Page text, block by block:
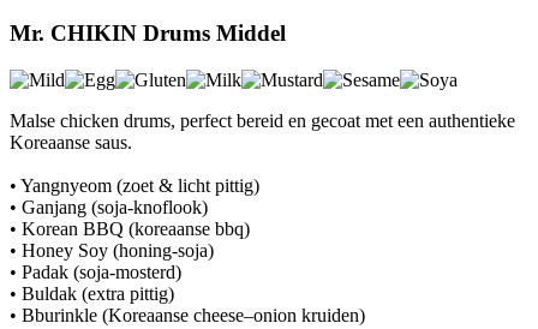
Mr. CHIKIN Drums Middel
Malse chicken drums, perfect bereid en gecoat met een authentieke
Koreaanse saus.
• Yangnyeom (zoet & licht pittig)
• Ganjang (soja-knoflook)
• Korean BBQ (koreaanse bbq)
• Honey Soy (honing-soja)
• Padak (soja-mosterd)
• Buldak (extra pittig)
• Bburinkle (Koreaanse cheese–onion kruiden)